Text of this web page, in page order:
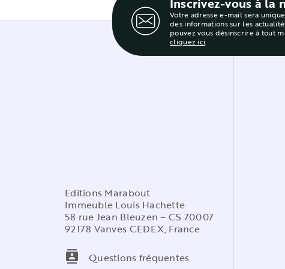
Votre adresse e-mail sera
des informations sur les
pouvez vous désinscrire à tout
cliquez ici.
Editions Marabout
Immeuble Louis Hachette
58 rue Jean Bleuzen – CS 70007
92178 Vanves CEDEX, France
contacts
Questions fréquentes